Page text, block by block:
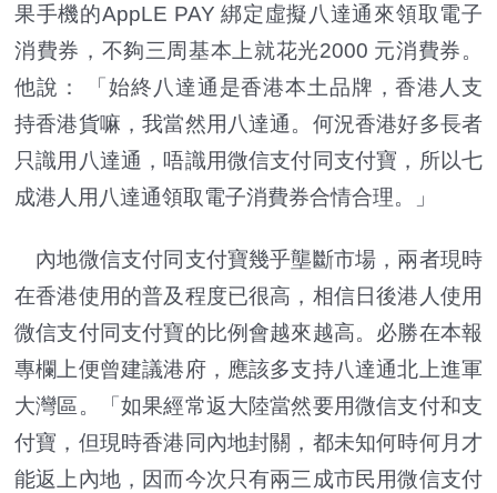
果手機的AppLE PAY 綁定虛擬八達通來領取電子
消費券，不夠三周基本上就花光2000 元消費券。
他說： 「始終八達通是香港本土品牌，香港人支
持香港貨嘛，我當然用八達通。何況香港好多長者
只識用八達通，唔識用微信支付同支付寶，所以七
成港人用八達通領取電子消費券合情合理。」
內地微信支付同支付寶幾乎壟斷市場，兩者現時
在香港使用的普及程度已很高，相信日後港人使用
微信支付同支付寶的比例會越來越高。必勝在本報
專欄上便曾建議港府，應該多支持八達通北上進軍
大灣區。「如果經常返大陸當然要用微信支付和支
付寶，但現時香港同內地封關，都未知何時何月才
能返上內地，因而今次只有兩三成市民用微信支付